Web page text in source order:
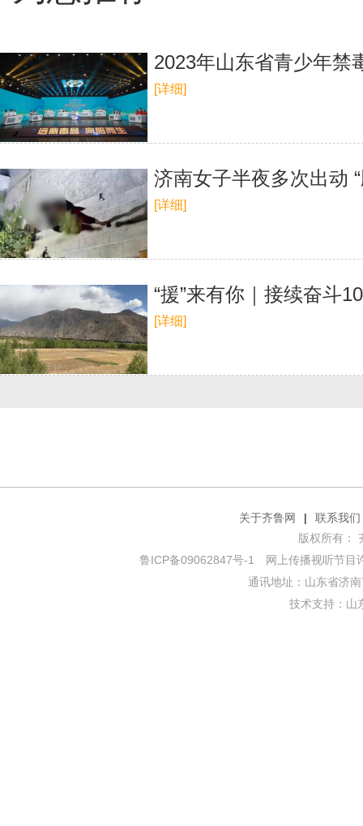
2023年山东省青少年禁
[详细]
济南女子半夜多次出动
[详细]
“援”来有你｜接续奋斗
[详细]
关于齐鲁网 |
联系我们
版权所有：
鲁ICP备09062847号-1 网上传播视听节目
通讯地址：山东省济
技术支持： 山